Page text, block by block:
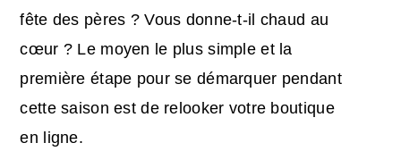
fête des pères ? Vous donne-t-il chaud au
cœur ? Le moyen le plus simple et la
première étape pour se démarquer pendant
cette saison est de relooker votre boutique
en ligne.